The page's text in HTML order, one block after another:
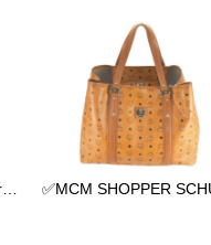
MCM RUCKSACK vintmarkert.de KLEIN LEDERRUCKSACK LEDER COGNAC 2473